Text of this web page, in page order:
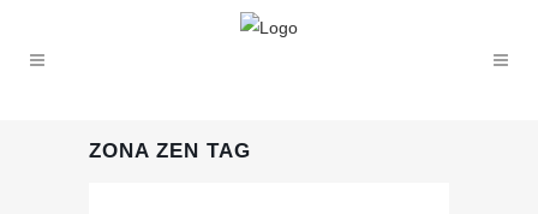
ZONA ZEN TAG